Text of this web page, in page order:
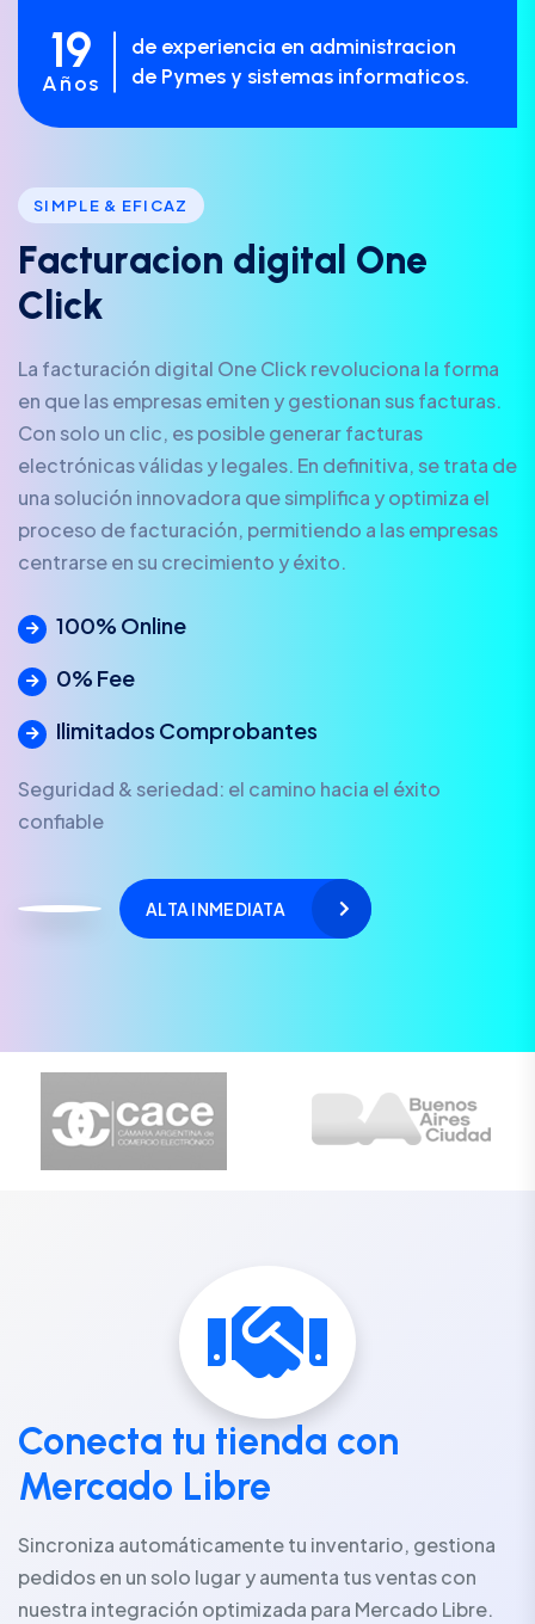
19
Años
de experiencia en administracion
de Pymes y sistemas informaticos.
SIMPLE & EFICAZ
Facturacion d igita One
C ick
La facturación digital One Click revoluciona la forma
en que las empresas emiten y gestionan sus facturas.
Con solo un clic, es posible generar facturas
electrónicas válidas y legales. En definitiva, se trata de
una solución innovadora que simplifica y optimiza el
proceso de facturación, permitiendo a las empresas
centrarse en su crecimiento y éxito.
100% Online
0% Fee
Ilimitados Comprobantes
Seguridad & seriedad: el camino hacia el éxito
confiable
ALTA INMEDIATA
Conecta tu tienda con
Mercado Libre
Sincroniza automáticamente tu inventario, gestiona
pedidos en un solo lugar y aumenta tus ventas con
nuestra integración optimizada para Mercado Libre.